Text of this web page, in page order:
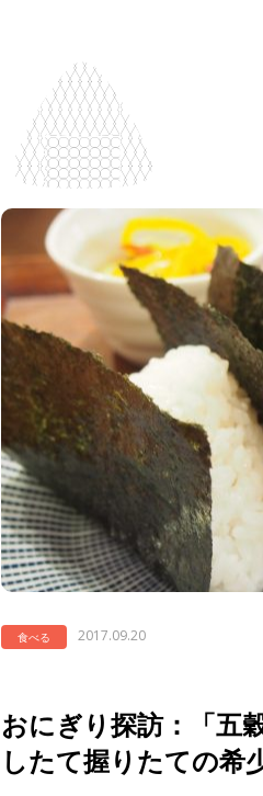
食べる 2017.09.20
おにぎり探訪：「五
したて握りたての希